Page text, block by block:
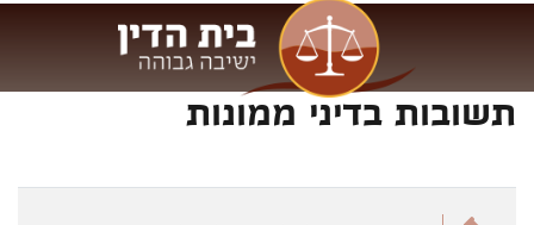
תשובות בדיני ממונות